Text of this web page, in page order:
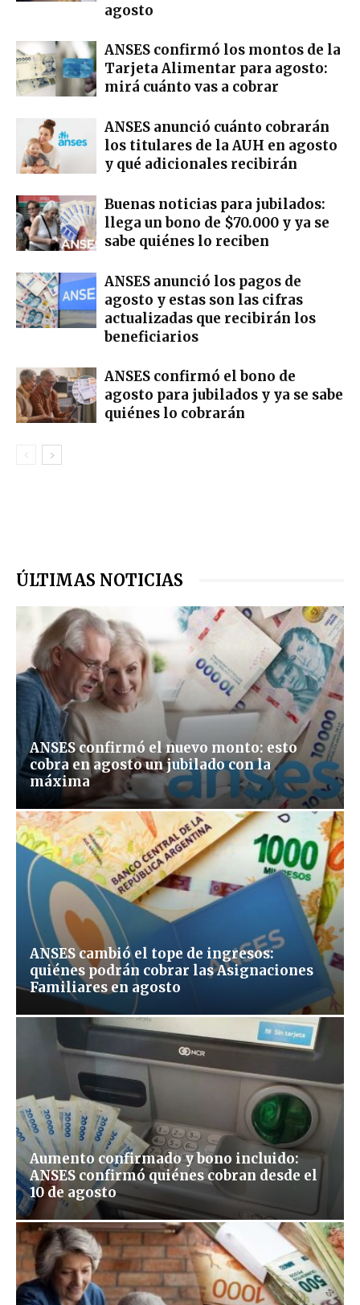
agosto
ANSES confirmó los montos de la
Tarjeta Alimentar para agosto:
mirá cuánto vas a cobrar
ANSES anunció cuánto cobrarán
los titulares de la AUH en agosto
y qué adicionales recibirán
Buenas noticias para jubilados:
llega un bono de $70.000 y ya se
sabe quiénes lo reciben
ANSES anunció los pagos de
agosto y estas son las cifras
actualizadas que recibirán los
beneficiarios
ANSES confirmó el bono de
agosto para jubilados y ya se sabe
quiénes lo cobrarán
ÚLTIMAS NOTICIAS
ANSES confirmó el nuevo monto: esto
cobra en agosto un jubilado con la
máxima
ANSES cambió el tope de ingresos:
quiénes podrán cobrar las Asignaciones
Familiares en agosto
Aumento confirmado y bono incluido:
ANSES confirmó quiénes cobran desde el
10 de agosto